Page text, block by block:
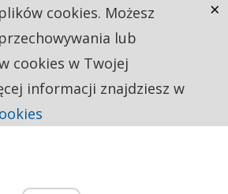
cookies. Możesz
lub
cookies w Twojej
informacji znajdziesz w
×